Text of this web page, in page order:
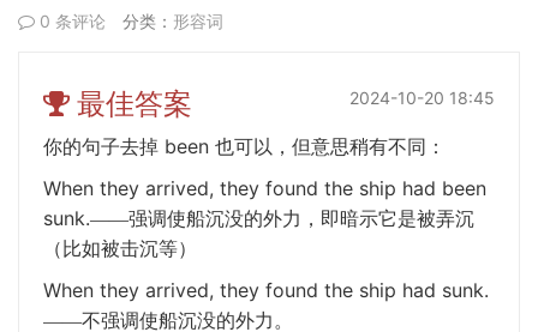
0 条评论 分类： 形容词
最佳答案 2024-10-20 18:45
你的句子去掉 been 也可以，但意思稍有不同：
When they arrived, they found the ship had been
sunk.——强调使船沉没的外力，即暗示它是被弄沉
（比如被击沉等）
When they arrived, they found the ship had sunk.
——不强调使船沉没的外力。